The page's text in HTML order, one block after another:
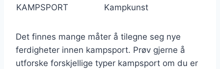
KAMPSPORT
Kampkunst
Det finnes mange måter å tilegne seg nye
ferdigheter innen kampsport. Prøv gjerne å
utforske forskjellige typer kampsport om du er